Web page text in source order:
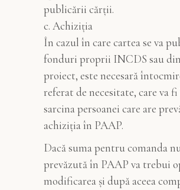
publicării cărții.
c. Achiziția
În cazul în care cartea se va
fonduri proprii INCDS sau
proiect, este necesară
referat de necesitate, care va
sarcina persoanei care are
achiziția în PAAP.
Dacă suma pentru comanda
prevăzută în PAAP va trebui
modificarea și după aceea